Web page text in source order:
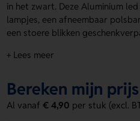
in het zwart. Deze Aluminium
lampjes, een afneembaar
een stoere blikken
of eigen ontwerp plaatsen op
Voordelen van de
zaklamp Led plus
+ Lees meer
Bereken mijn prijs
Al vanaf€ 4,90 per stuk (excl.